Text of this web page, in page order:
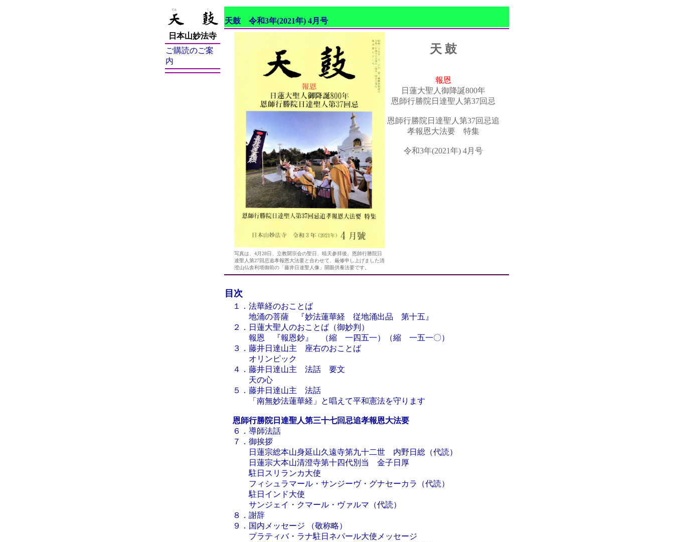
日本山妙法寺
ご購読のご案
内
天鼓 令和3年(2021年) 4月号
天 鼓
報恩
日蓮大聖人御降誕800年
恩師行勝院日達聖人第37回忌
恩師行勝院日達聖人第37回忌追
孝報恩大法要 特集
令和3年(2021年) 4月号
写真は、4月28日、立教開宗会の聖日、暁天参拝後、恩師行勝院日
達聖人第27回忌追孝報恩大法要と合わせて、厳修申し上げました清
澄山仏舎利塔御前の「藤井日達聖人像」開眼供養法要です。
目次
１．法華経のおことば
地涌の菩薩 『妙法蓮華経 従地涌出品 第十五』
２．日蓮大聖人のおことば（御妙判）
報恩 『報恩鈔』 （縮 一四五一）（縮 一五一〇）
３．藤井日達山主 座右のおことば
オリンピック
４．藤井日達山主 法話 要文
天の心
５．藤井日達山主 法話
「南無妙法蓮華経」と唱えて平和憲法を守ります
恩師行勝院日達聖人第三十七回忌追孝報恩大法要
６．導師法話
７．御挨拶
日蓮宗総本山身延山久遠寺第九十二世 内野日総（代読）
日蓮宗大本山清澄寺第十四代別当 金子日厚
駐日スリランカ大使
フィシュラマール・サンジーヴ・グナセーカラ（代読）
駐日インド大使
サンジェイ・クマール・ヴァルマ（代読）
８．謝辞
９．国内メッセージ （敬称略）
プラティバ・ラナ駐日ネパール大使メッセージ